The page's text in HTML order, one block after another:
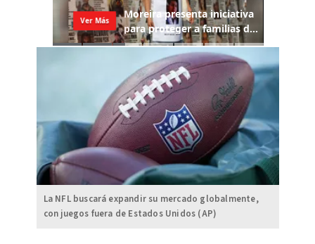
La NFL buscará expandir su mercado globalmente,
con juegos fuera de Estados Unidos (AP)